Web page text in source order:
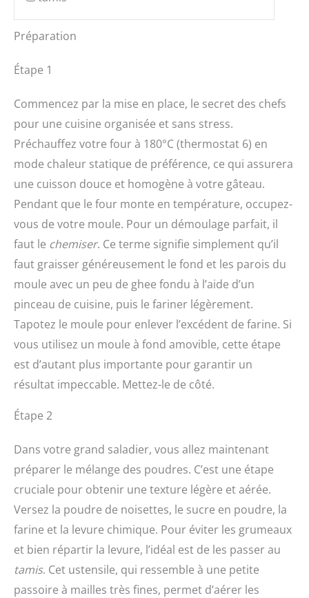
Préparation
Étape 1
Commencez par la mise en place, le secret des chefs
pour une cuisine organisée et sans stress.
Préchauffez votre four à 180°C (thermostat 6) en
mode chaleur statique de préférence, ce qui assurera
une cuisson douce et homogène à votre gâteau.
Pendant que le four monte en température, occupez-
vous de votre moule. Pour un démoulage parfait, il
faut le chemiser. Ce terme signifie simplement qu’il
faut graisser généreusement le fond et les parois du
moule avec un peu de ghee fondu à l’aide d’un
pinceau de cuisine, puis le fariner légèrement.
Tapotez le moule pour enlever l’excédent de farine. Si
vous utilisez un moule à fond amovible, cette étape
est d’autant plus importante pour garantir un
résultat impeccable. Mettez-le de côté.
Étape 2
Dans votre grand saladier, vous allez maintenant
préparer le mélange des poudres. C’est une étape
cruciale pour obtenir une texture légère et aérée.
Versez la poudre de noisettes, le sucre en poudre, la
farine et la levure chimique. Pour éviter les grumeaux
et bien répartir la levure, l’idéal est de les passer au
tamis. Cet ustensile, qui ressemble à une petite
passoire à mailles très fines, permet d’aérer les